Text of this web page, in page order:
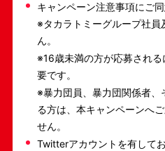
キャンペーン注意事項にご
※タカラトミーグループ社員
ん。
※16歳未満の方が応募され
要です。
※暴力団員、暴力団関係者、
る方は、本キャンペーンへ
せん。
Twitterアカウントを有して